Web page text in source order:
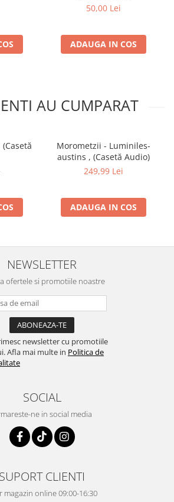
50,00 Lei
ADAUGA IN COS
AU CUMPARAT
Morometzii - Luminiles-
austins , (Casetă Audio)
249,99 Lei
ADAUGA IN COS
NEWSLETTER
ofertele si promotiile noastre
newsletter cu promotiile
Afla mai multe in Politica de
SOCIAL
ne in social media
SUPORT CLIENTI
magazin online 09:00-16:30